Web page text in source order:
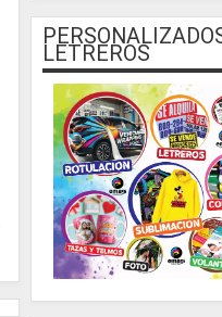
LETREROS